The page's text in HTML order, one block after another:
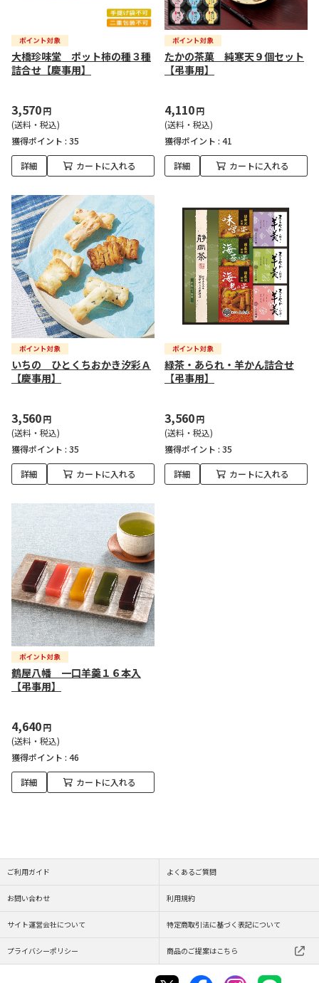
大橋珍味堂 ポット柿の種３種
詰合せ【慶事用】
3,570円
(送料・税込)
獲得ポイント : 35
詳細 カートに入れる
たかの茶菓 純寒天９個セット
【弔事用】
4,110円
(送料・税込)
獲得ポイント : 41
詳細 カートに入れる
いちの ひとくちおかき汐彩Ａ
【慶事用】
3,560円
(送料・税込)
獲得ポイント : 35
詳細 カートに入れる
緑茶・あられ・羊かん詰合せ
【弔事用】
3,560円
(送料・税込)
獲得ポイント : 35
詳細 カートに入れる
鶴屋八幡 一口羊羹１６本入
【弔事用】
4,640円
(送料・税込)
獲得ポイント : 46
詳細 カートに入れる
ご利用ガイド よくあるご質問
お問い合わせ 利用規約
サイト運営会社について 特定商取引法に基づく表記について
プライバシーポリシー 商品のご提案はこちら